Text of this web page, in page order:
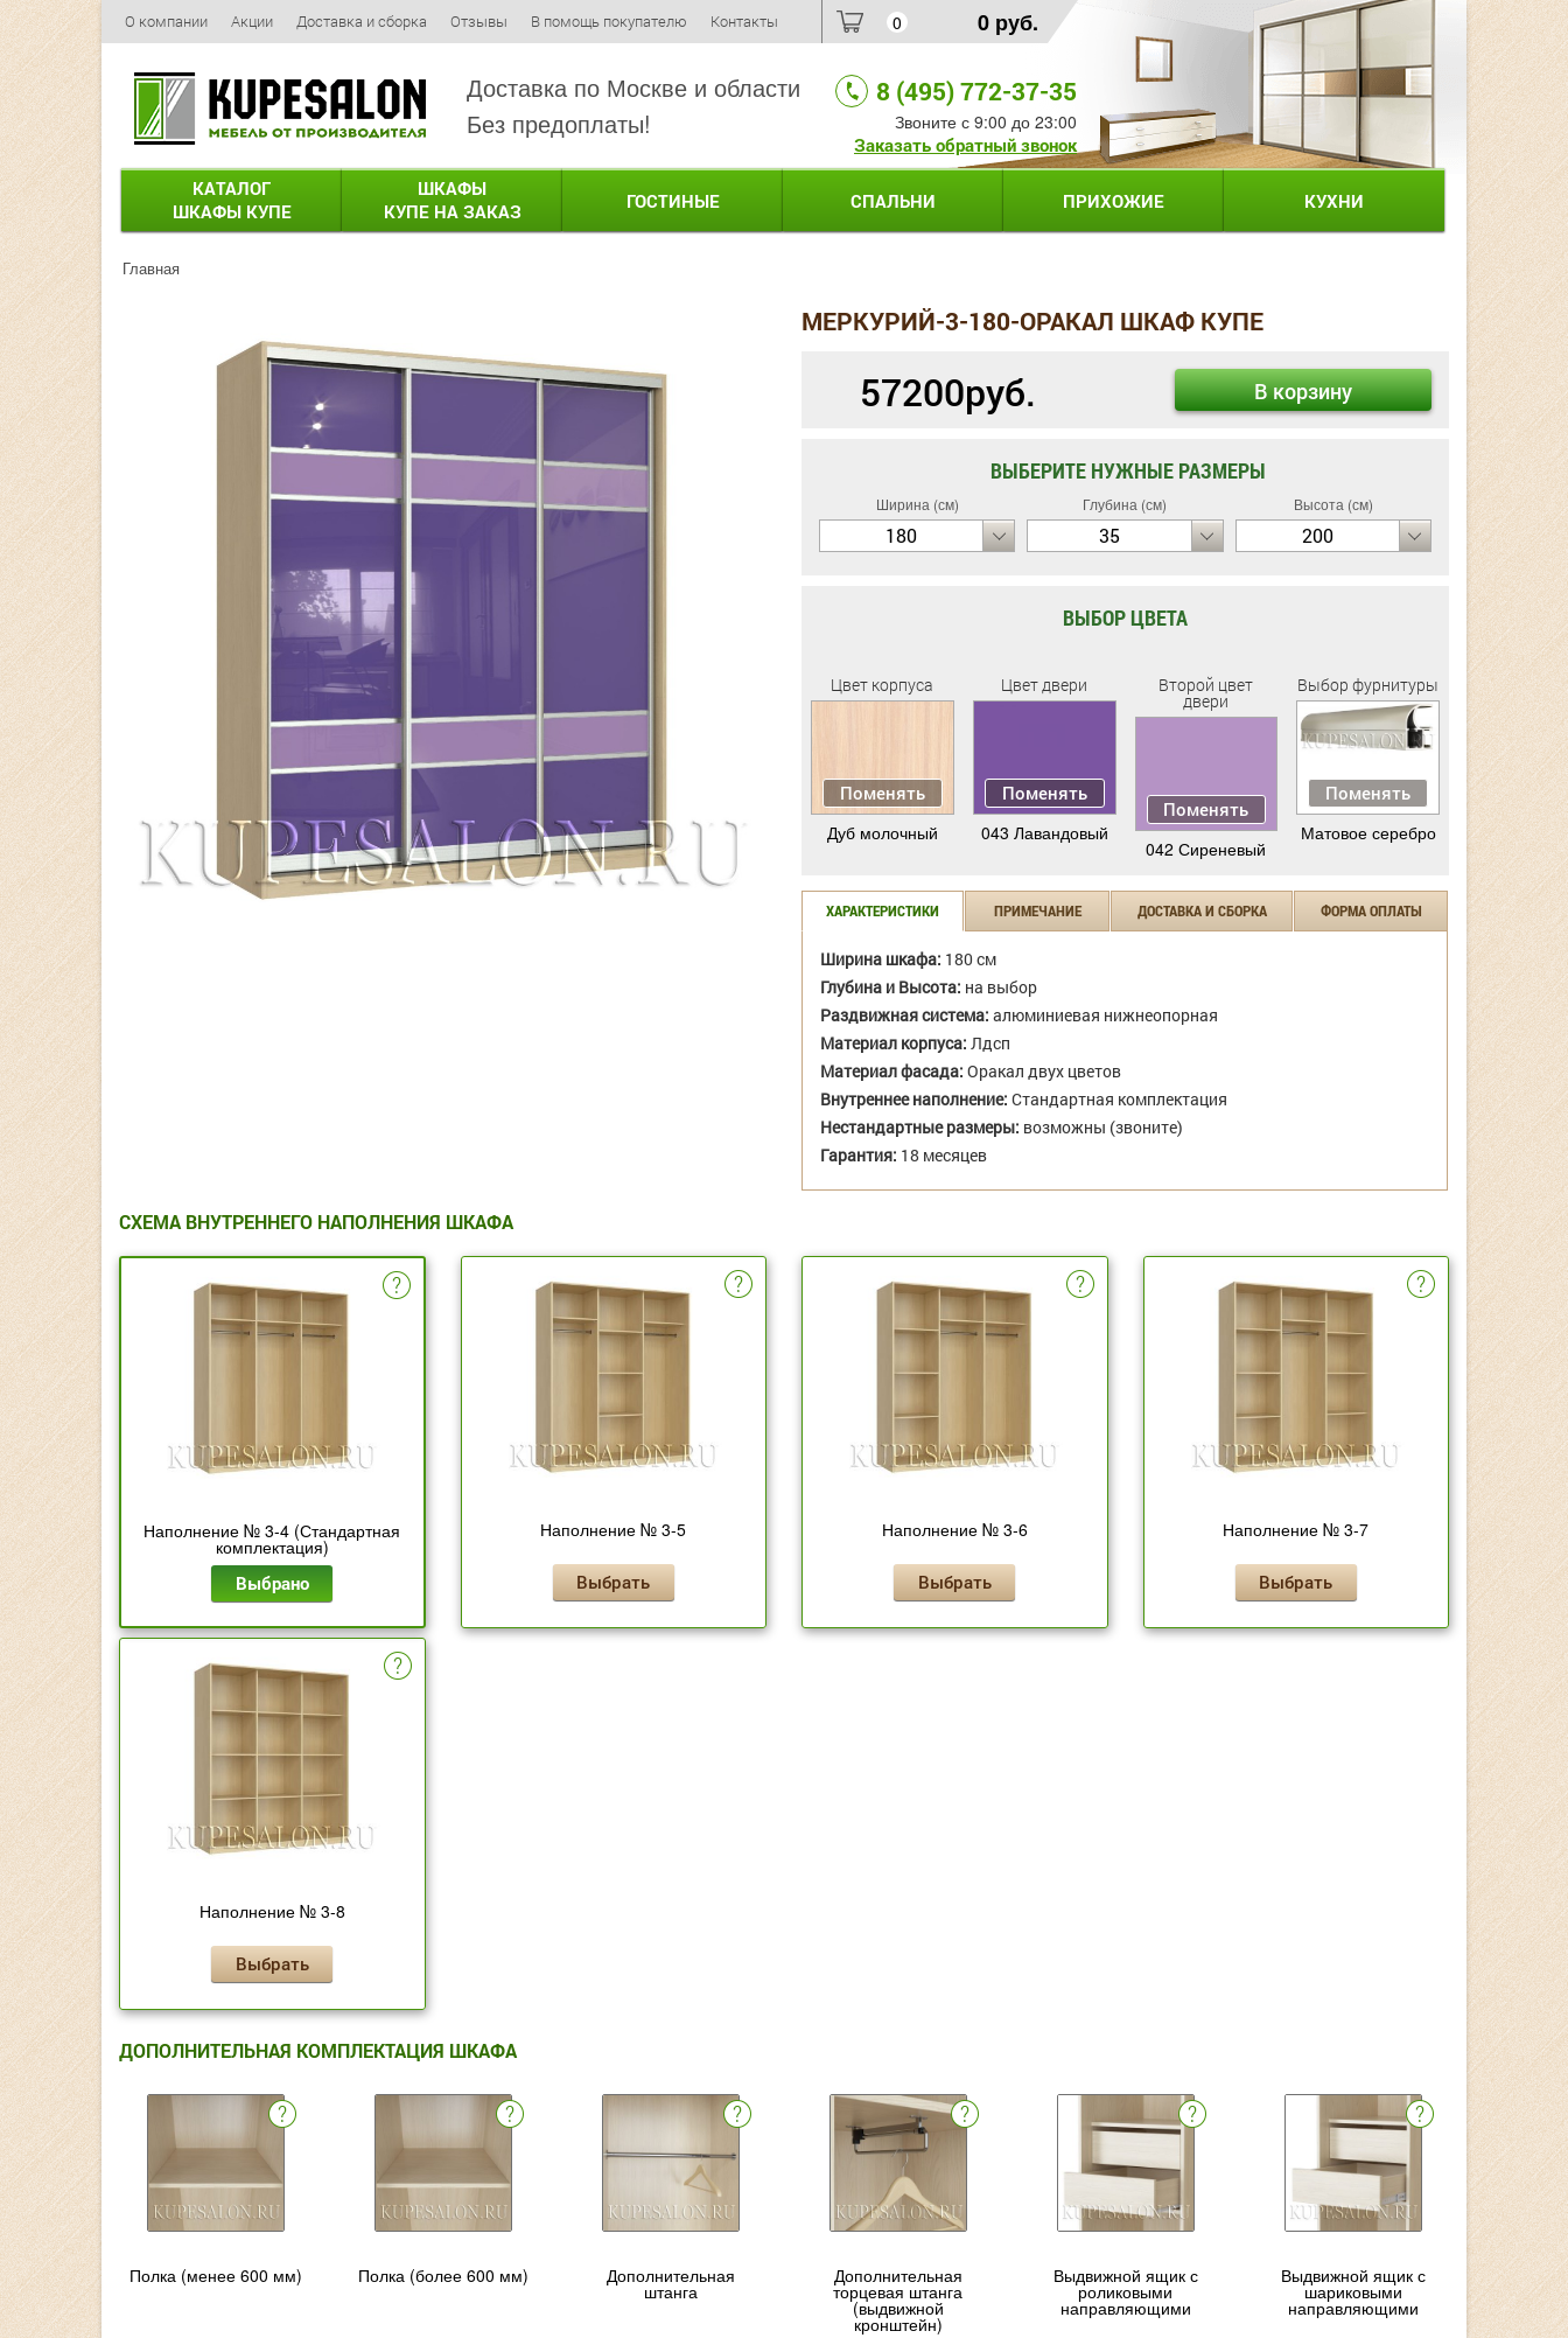
О компании Акции Доставка и сборка Отзывы В помощь покупателю Контакты 0 0 руб.
Доставка по Москве и области
Без предоплаты!
8 (495) 772-37-35
Звоните с 9:00 до 23:00
Заказать обратный звонок
КАТАЛОГ
ШКАФЫ КУПЕ
ШКАФЫ
КУПЕ НА ЗАКАЗ
ГОСТИНЫЕ СПАЛЬНИ ПРИХОЖИЕ КУХНИ
Главная
МЕРКУРИЙ-3-180-ОРАКАЛ ШКАФ КУПЕ
57200руб. В корзину
ВЫБЕРИТЕ НУЖНЫЕ РАЗМЕРЫ
Ширина (см)
180
Глубина (см)
35
Высота (см)
200
ВЫБОР ЦВЕТА
Цвет корпуса
Поменять
Дуб молочный
Цвет двери
Поменять
043 Лавандовый
Второй цвет
двери
Поменять
042 Сиреневый
Выбор фурнитуры
Поменять
Матовое серебро
ХАРАКТЕРИСТИКИ ПРИМЕЧАНИЕ ДОСТАВКА И СБОРКА ФОРМА ОПЛАТЫ
Ширина шкафа: 180 см
Глубина и Высота: на выбор
Раздвижная система: алюминиевая нижнеопорная
Материал корпуса: Лдсп
Материал фасада: Оракал двух цветов
Внутреннее наполнение: Стандартная комплектация
Нестандартные размеры: возможны (звоните)
Гарантия: 18 месяцев
СХЕМА ВНУТРЕННЕГО НАПОЛНЕНИЯ ШКАФА
Наполнение № 3-4 (Стандартная
комплектация)
Выбрано
Наполнение № 3-5
Выбрать
Наполнение № 3-6
Выбрать
Наполнение № 3-7
Выбрать
Наполнение № 3-8
Выбрать
ДОПОЛНИТЕЛЬНАЯ КОМПЛЕКТАЦИЯ ШКАФА
Полка (менее 600 мм) Полка (более 600 мм) Дополнительная
штанга
Дополнительная
торцевая штанга
(выдвижной
кронштейн)
Выдвижной ящик с
роликовыми
направляющими
Выдвижной ящик с
шариковыми
направляющими